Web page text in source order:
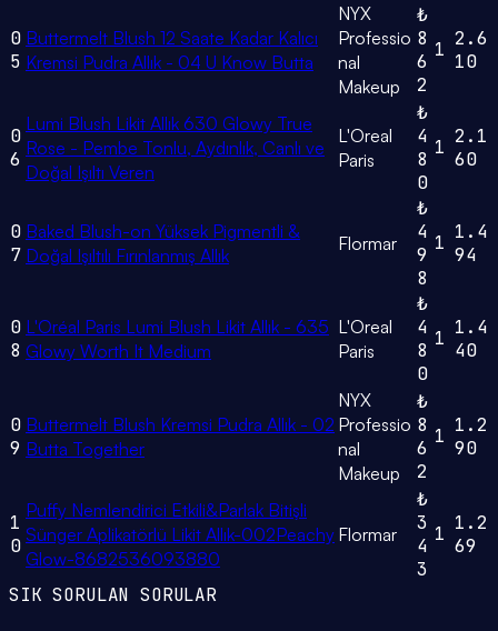
0
5
Buttermelt Blush 12 Saate Kadar Kalıcı
Kremsi Pudra Allık - 04 U Know Butta
NYX
Professio
nal
Makeup
₺
8
6
2
1 2.6
10
0
6
Lumi Blush Likit Allık 630 Glowy True
Rose - Pembe Tonlu, Aydınlık, Canlı ve
Doğal Işıltı Veren
L'Oreal
Paris
₺
4
8
0
1 2.1
60
0
7
Baked Blush-on Yüksek Pigmentli &
Doğal Işıltılı Fırınlanmış Allık
Flormar
₺
4
9
8
1 1.4
94
0
8
L'Oréal Paris Lumi Blush Likit Allık - 635
Glowy Worth It Medium
L'Oreal
Paris
₺
4
8
0
1 1.4
40
0
9
Buttermelt Blush Kremsi Pudra Allık - 02
Butta Together
NYX
Professio
nal
Makeup
₺
8
6
2
1 1.2
90
1
0
Puffy Nemlendirici Etkili&Parlak Bitişli
Sünger Aplikatörlü Likit Allık-002Peachy
Glow-8682536093880
Flormar
₺
3
4
3
1 1.2
69
SIK SORULAN SORULAR